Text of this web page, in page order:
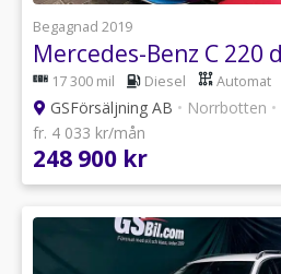
Begagnad 2019
17 300 mil Diesel Automat
GSFörsäljning AB • Norrbotten •
fr. 4 033 kr/mån
248 900 kr